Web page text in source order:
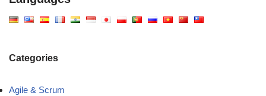
Categories
Agile & Scrum